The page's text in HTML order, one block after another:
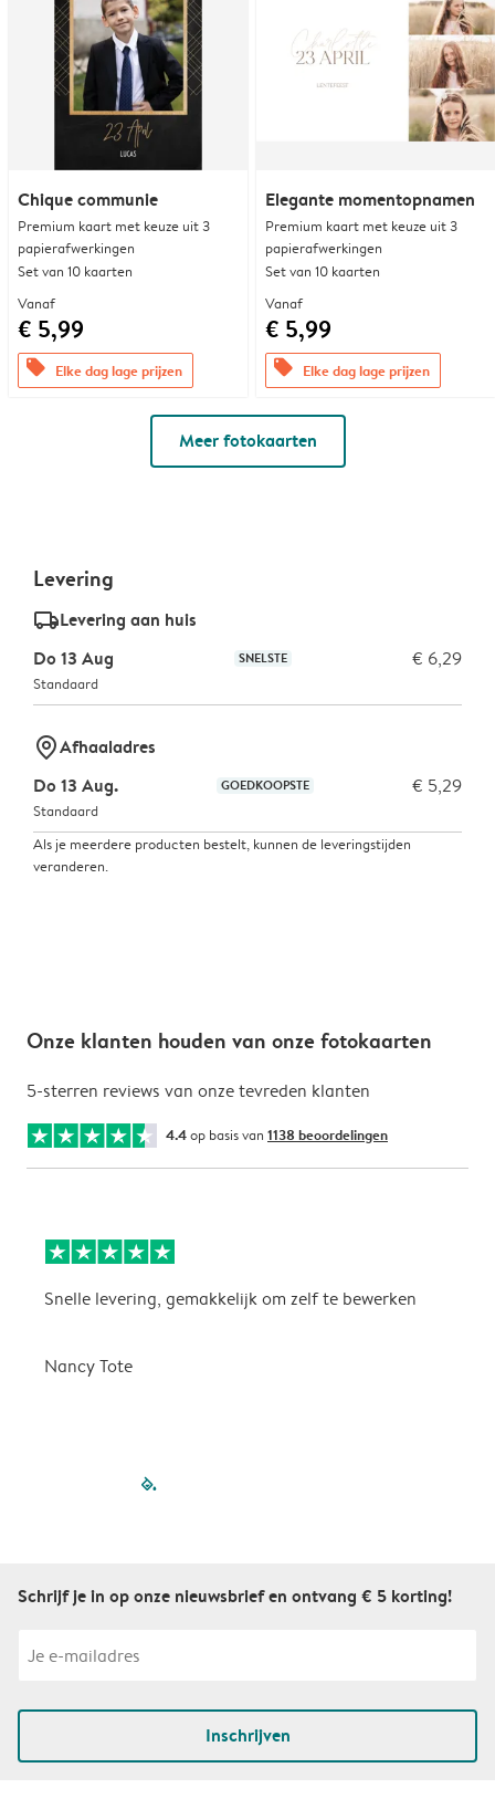
Chique communie
Premium kaart met keuze uit 3
papierafwerkingen
Set van 10 kaarten
Vanaf
€ 5,99
offers Elke dag lage prijzen
Elegante momentopnamen
Premium kaart met keuze uit 3
papierafwerkingen
Set van 10 kaarten
Vanaf
€ 5,99
offers Elke dag lage prijzen
Meer fotokaarten
Levering
delivery_standard_v2Levering aan huis
Do 13 Aug
SNELSTE € 6,29
Standaard
marker-pinAfhaaladres
Do 13 Aug.
GOEDKOOPSTE € 5,29
Standaard
Als je meerdere producten bestelt, kunnen de leveringstijden
veranderen.
Onze klanten houden van onze fotokaarten
5-sterren reviews van onze tevreden klanten
4.4op basis van 1138 beoordelingen
Snelle levering, gemakkelijk om zelf te bewerken
Nancy Tote
filled-pagination
Schrijf je in op onze nieuwsbrief en ontvang € 5 korting!
Inschrijven